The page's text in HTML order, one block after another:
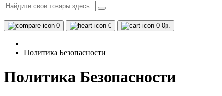
0 0 0 0р.
Политика Безопасности
Политика Безопасности